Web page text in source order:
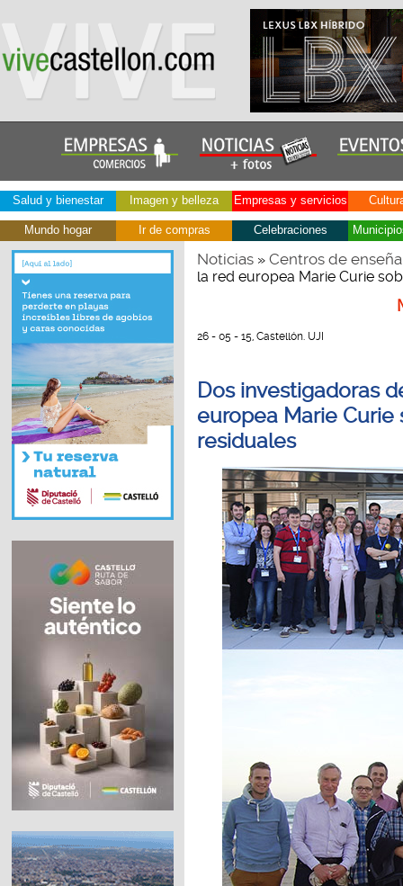
Salud y bienestar Imagen y belleza Empresas y servicios
Mundo hogar Ir de compras Celebraciones
Noticias» Centros de
la red europea Marie Curie
26 - 05 - 15, Castellón. UJI
Dos investigadoras
europea Marie Curie
residuales